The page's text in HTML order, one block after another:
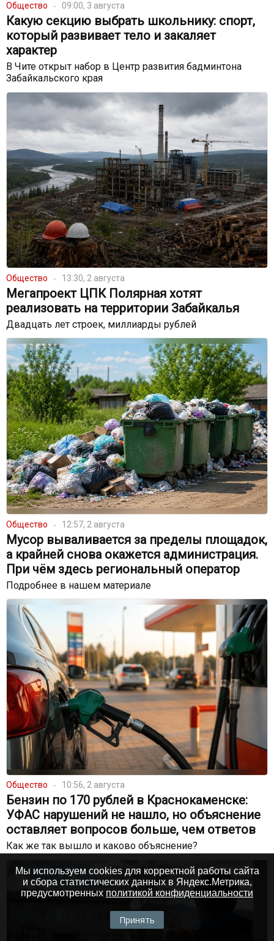
Общество 09:00, 3 августа
Какую секцию выбрать школьнику: спорт,
который развивает тело и закаляет
характер
В Чите открыт набор в Центр развития бадминтона
Забайкальского края
Общество 13:30, 2 августа
Мегапроект ЦПК Полярная хотят
реализовать на территории Забайкалья
Двадцать лет строек, миллиарды рублей
Общество 12:57, 2 августа
Мусор вываливается за пределы площадок,
а крайней снова окажется администрация.
При чём здесь региональный оператор
Подробнее в нашем материале
Общество 10:56, 2 августа
Бензин по 170 рублей в Краснокаменске:
УФАС нарушений не нашло, но объяснение
оставляет вопросов больше, чем ответов
Как же так вышло и каково объяснение?
Мы используем cookies для корректной работы сайта
и сбора статистических данных в Яндекс.Метрика,
предусмотренных политикой конфиденциальности
Принять